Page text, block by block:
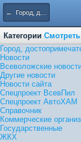
← Город, достопримечательности
Категории
Город,
Новости
Всеволожские
Другие новости
Новости сайта
Спецпроект ВсевПил
Спецпроект АвтоХАМ
Справочник
Коммерческие
Государственные
ЖКХ